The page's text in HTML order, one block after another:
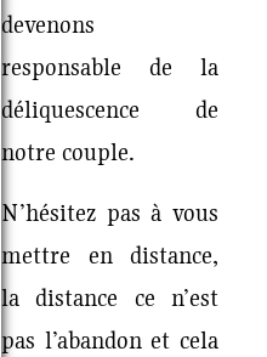
devenons
responsable de la
déliquescence de
notre couple.
N’hésitez pas à vous
mettre en distance,
la distance ce n’est
pas l’abandon et cela